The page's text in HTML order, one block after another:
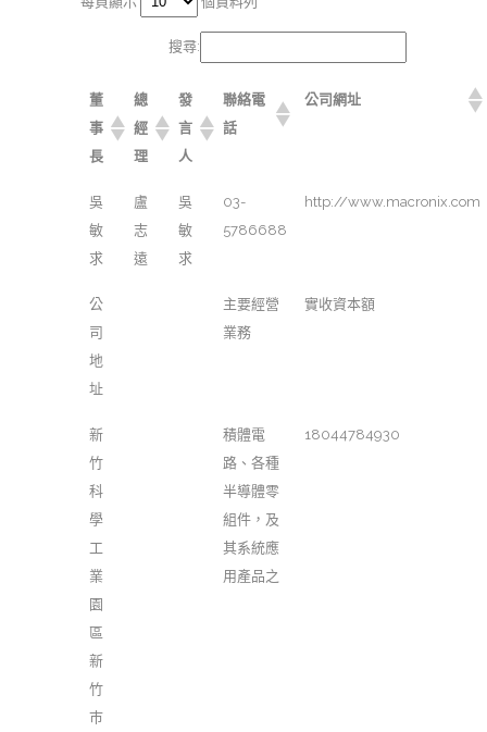
搜尋:
董
事
長
總
經
理
發
言
人
聯絡電
話
公司網址
吳
敏
求
盧
志
遠
吳
敏
求
03-
5786688
http://www.macronix.com
公
司
地
址
主要經營
業務
實收資本額
新
竹
科
學
工
業
園
區
新
竹
巿
積體電
路、各種
半導體零
組件，及
其系統應
用產品之
18044784930